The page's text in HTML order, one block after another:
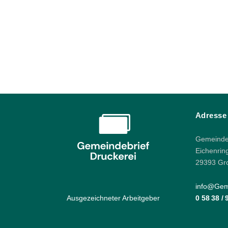
Ausgezeichneter Arbeitgeber
Adresse
29393
0 58 38 /